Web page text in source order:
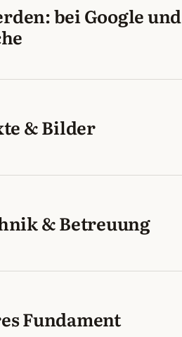
bei Google und
& Bilder
& Betreuung
Fundament